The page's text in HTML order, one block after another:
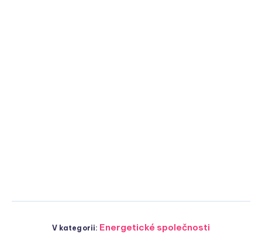
V kategorii: Energetické společnosti